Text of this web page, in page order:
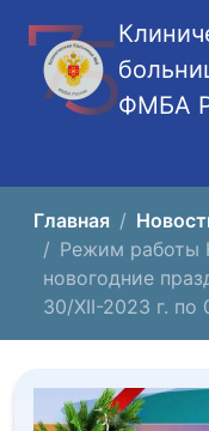
ФМБА
Главная
Режим работы
новогодние
30/XII-2023 г. по